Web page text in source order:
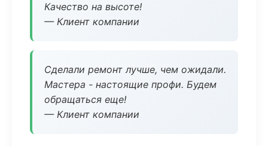
Качество на высоте!
— Клиент компании
Сделали ремонт лучше, чем ожидали.
Мастера - настоящие профи. Будем
обращаться еще!
— Клиент компании